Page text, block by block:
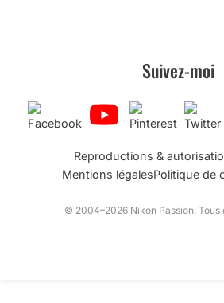
Suivez-moi
Reproductions &
Mentions légalesPolitique de
© 2004–2026 Nikon Passion. Tous